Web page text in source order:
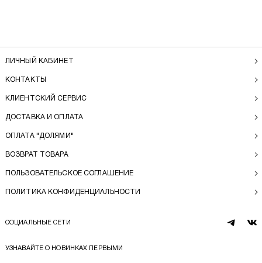
ЛИЧНЫЙ КАБИНЕТ
КОНТАКТЫ
КЛИЕНТСКИЙ СЕРВИС
ДОСТАВКА И ОПЛАТА
ОПЛАТА "ДОЛЯМИ"
ВОЗВРАТ ТОВАРА
ПОЛЬЗОВАТЕЛЬСКОЕ СОГЛАШЕНИЕ
ПОЛИТИКА КОНФИДЕНЦИАЛЬНОСТИ
СОЦИАЛЬНЫЕ СЕТИ
telegram
vk
УЗНАВАЙТЕ О НОВИНКАХ ПЕРВЫМИ